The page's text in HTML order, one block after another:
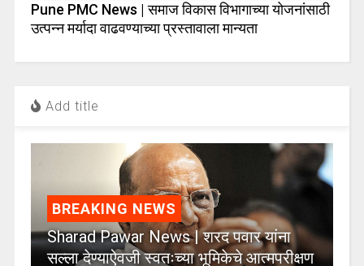
Pune PMC News | समाज विकास विभागाच्या योजनांसाठी
उत्पन्न मर्यादा वाढवण्याच्या प्रस्तावाला मान्यता
Add title
BREAKING NEWS
Sharad Pawar News | शरद पवार यांना
सल्ला देण्याऐवजी स्वतःच्या भूमिकेचे आत्मपरीक्षण